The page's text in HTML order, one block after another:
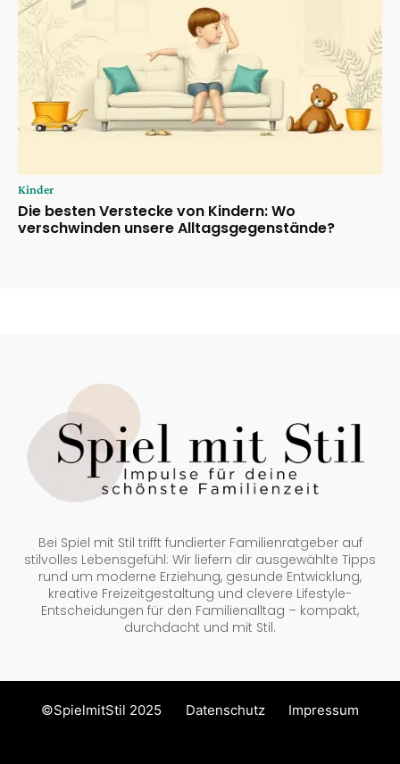
Kinder
Die besten Verstecke von Kindern: Wo
verschwinden unsere Alltagsgegenstände?
Bei Spiel mit Stil trifft fundierter Familienratgeber auf
stilvolles Lebensgefühl: Wir liefern dir ausgewählte Tipps
rund um moderne Erziehung, gesunde Entwicklung,
kreative Freizeitgestaltung und clevere Lifestyle-
Entscheidungen für den Familienalltag – kompakt,
durchdacht und mit Stil.
©SpielmitStil 2025 Datenschutz Impressum